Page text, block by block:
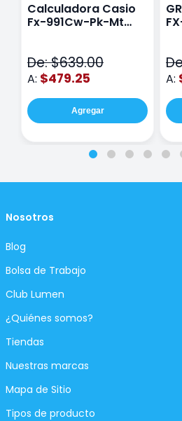
Calculadora Casio
Fx-991Cw-Pk-Mt
De: $639.00
A: $479.25
Agregar
A:
Nosotros
Blog
Bolsa de Trabajo
Club Lumen
¿Quiénes somos?
Tiendas
Nuestras marcas
Mapa de Sitio
Tipos de producto